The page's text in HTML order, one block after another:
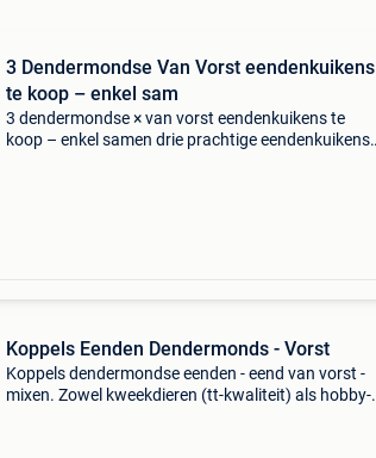
3 Dendermondse Van Vorst eendenkuikens
te koop – enkel sam
3 dendermondse × van vorst eendenkuikens te
koop – enkel samen drie prachtige eendenkuikens
Koppels Eenden Dendermonds - Vorst
Koppels dendermondse eenden - eend van vorst -
mixen. Zowel kweekdieren (tt-kwaliteit) als hobby-